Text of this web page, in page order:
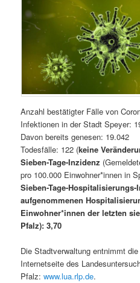
Anzahl bestätigter Fälle von
Infektionen in der Stadt Speyer:
Davon bereits genesen: 19.042
Todesfälle: 122 (keine
Sieben-Tage-Inzidenz
pro 100.000 Einwohner*innen in
Sieben-Tage-
aufgenommenen
Einwohner*innen der letzten
Pfalz): 3,70
Die Stadtverwaltung entnimmt
Internetseite des
Pfalz:www.lua.rlp.de.